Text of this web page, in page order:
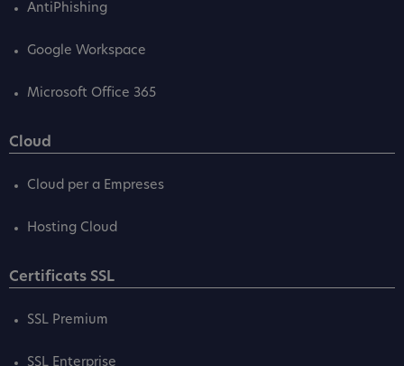
AntiPhishing
Google Workspace
Microsoft Office 365
Cloud
Cloud per a Empreses
Hosting Cloud
Certificats SSL
SSL Premium
SSL Enterprise